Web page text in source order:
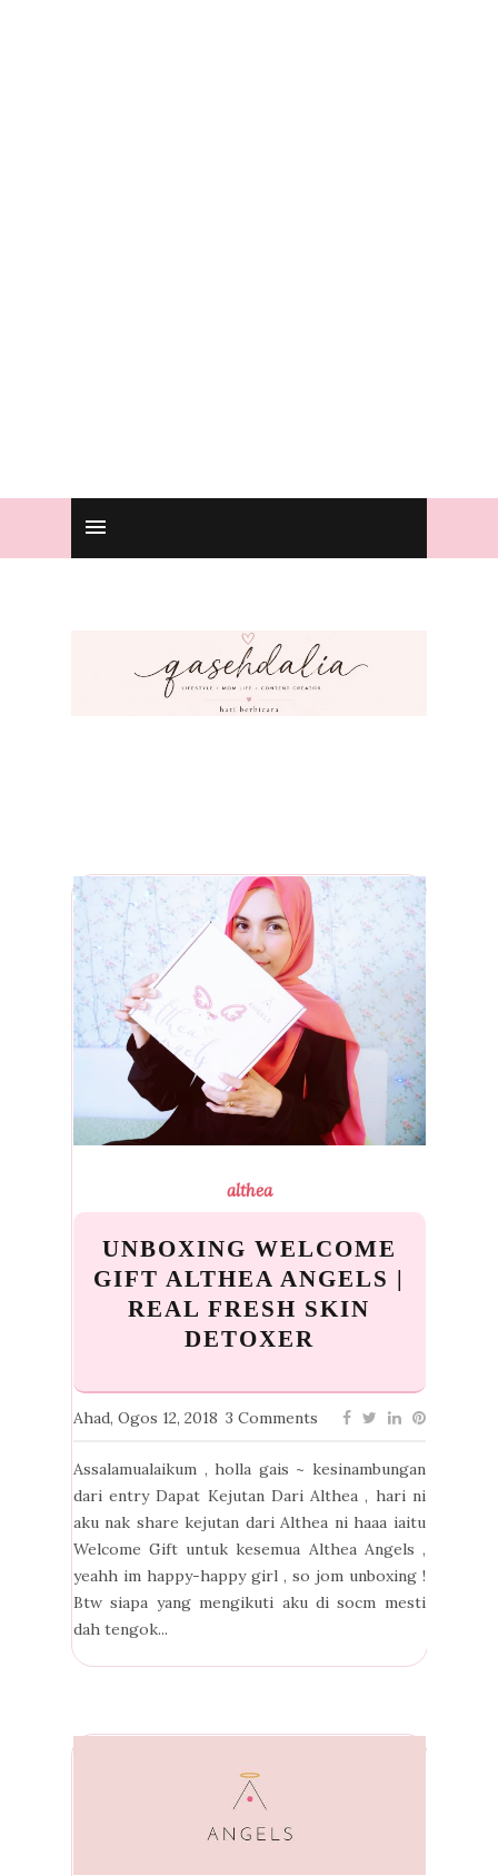
althea
UNBOXING WELCOME
GIFT ALTHEA ANGELS |
REAL FRESH SKIN
DETOXER
Ahad, Ogos 12, 2018 3 Comments
Assalamualaikum , holla gais ~ kesinambungan
dari entry Dapat Kejutan Dari Althea , hari ni
aku nak share kejutan dari Althea ni haaa iaitu
Welcome Gift untuk kesemua Althea Angels ,
yeahh im happy-happy girl , so jom unboxing !
Btw siapa yang mengikuti aku di socm mesti
dah tengok...